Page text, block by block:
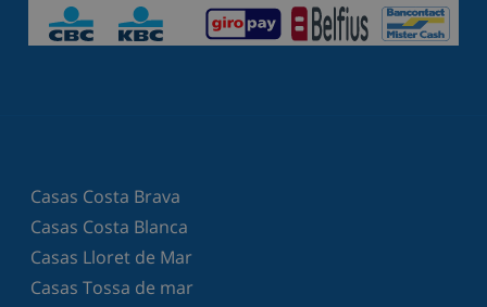
Casas Costa Brava
Casas Costa Blanca
Casas Lloret de Mar
Casas Tossa de mar